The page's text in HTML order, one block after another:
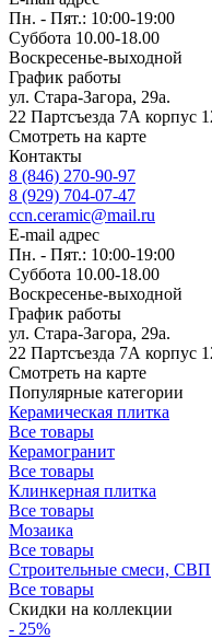
Пн. - Пят.: 10:00-19:00
Суббота 10.00-18.00
Воскресенье-выходной
График работы
ул. Стара-Загора, 29а.
22 Партсъезда 7А корпус
Смотреть на карте
Контакты
8 (846) 270-90-97
8 (929) 704-07-47
ccn.ceramic@mail.ru
E-mail адрес
Пн. - Пят.: 10:00-19:00
Суббота 10.00-18.00
Воскресенье-выходной
График работы
ул. Стара-Загора, 29а.
22 Партсъезда 7А корпус
Смотреть на карте
Популярные категории
Керамическая плитка
Все товары
Керамогранит
Все товары
Клинкерная плитка
Все товары
Мозаика
Все товары
Строительные смеси, СВП
Все товары
Скидки на коллекции
- 25%